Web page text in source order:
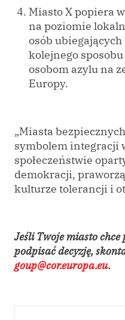
Miasto X popiera
na poziomie
osób
kolejnego
osobom azylu na
Europy.
„Miasta
symbolem integracji
społeczeństwie
demokracji,
kulturze tolerancji i
Jeśli Twoje miasto
podpisać decyzję,
goup@cor.europa.eu.